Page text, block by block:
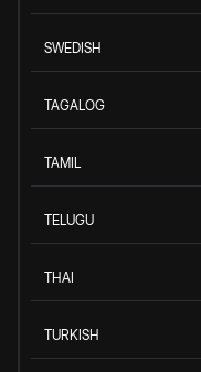
SWEDISH
TAGALOG
TAMIL
TELUGU
THAI
TURKISH